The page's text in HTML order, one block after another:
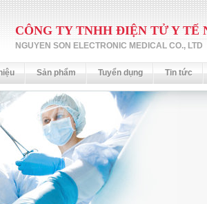
CÔNG TY TNHH ĐIỆN TỬ Y TẾ
NGUYEN SON ELECTRONIC MEDICAL CO., LTD
Sản phẩm Tuyển dụng Tin tức